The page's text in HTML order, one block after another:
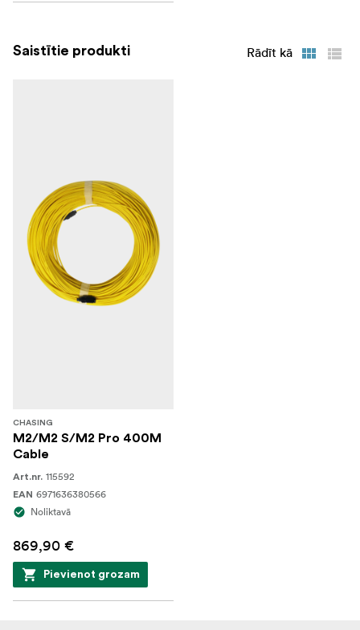
Saistītie produkti Rādīt kā
CHASING
M2/M2 S/M2 Pro 400M
Cable
Art.nr. 115592
EAN 6971636380566
Noliktavā
869,90 €
Pievienot grozam